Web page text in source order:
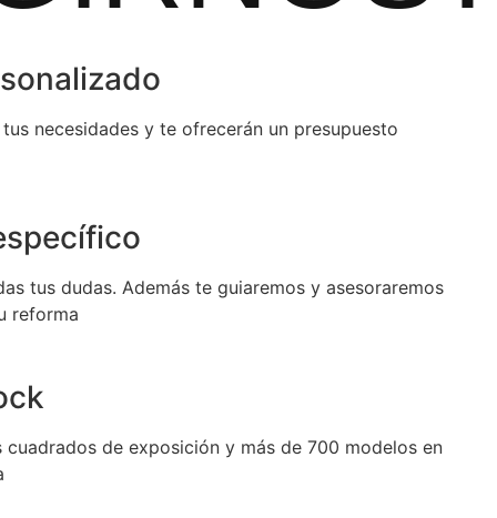
necesidades y te ofrecerán un presupuesto
tus dudas. Además te guiaremos y asesoraremos
reforma
cuadrados de exposición y más de 700 modelos en